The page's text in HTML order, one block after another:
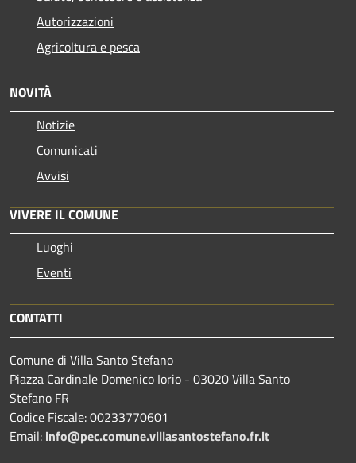
Autorizzazioni
Agricoltura e pesca
NOVITÀ
Notizie
Comunicati
Avvisi
VIVERE IL COMUNE
Luoghi
Eventi
CONTATTI
Comune di Villa Santo Stefano
Piazza Cardinale Domenico Iorio - 03020 Villa Santo
Stefano FR
Codice Fiscale: 00233770601
Email: info@pec.comune.villasantostefano.fr.it